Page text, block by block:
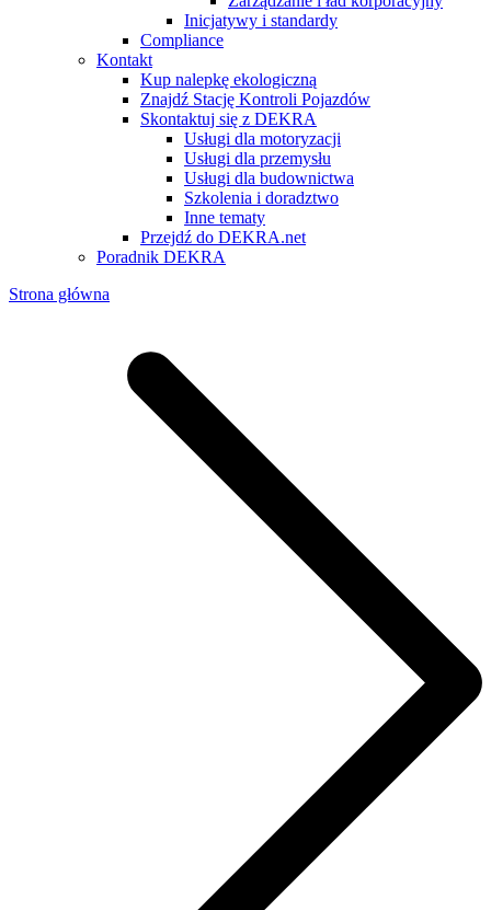
Inicjatywy i standardy
Compliance
Kontakt
Kup nalepkę ekologiczną
Znajdź Stację Kontroli Pojazdów
Skontaktuj się z DEKRA
Usługi dla motoryzacji
Usługi dla przemysłu
Usługi dla budownictwa
Szkolenia i doradztwo
Inne tematy
Przejdź do DEKRA.net
Poradnik DEKRA
Strona główna